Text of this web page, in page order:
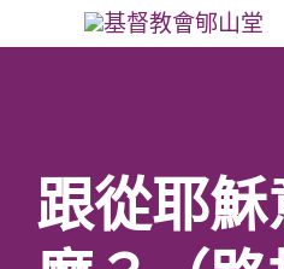
跟從耶